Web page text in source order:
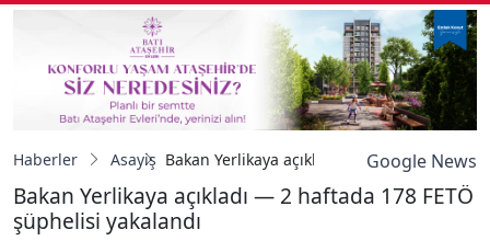
Haberler Asayiş Bakan Yerlikaya açıkladı — 2 haftada 178
Google News
Bakan Yerlikaya açıkladı — 2 haftada 178 FETÖ
şüphelisi yakalandı